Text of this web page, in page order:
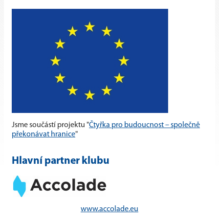
Jsme součástí projektu "Čtyřka pro budoucnost – společně
překonávat hranice"
Hlavní partner klubu
www.accolade.eu